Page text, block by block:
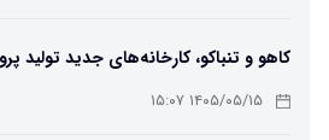
کاهو و تنباکو، کارخانه‌های جدید تولید
۱۴۰۵/۰۵/۱۵ ۱۵:۰۷